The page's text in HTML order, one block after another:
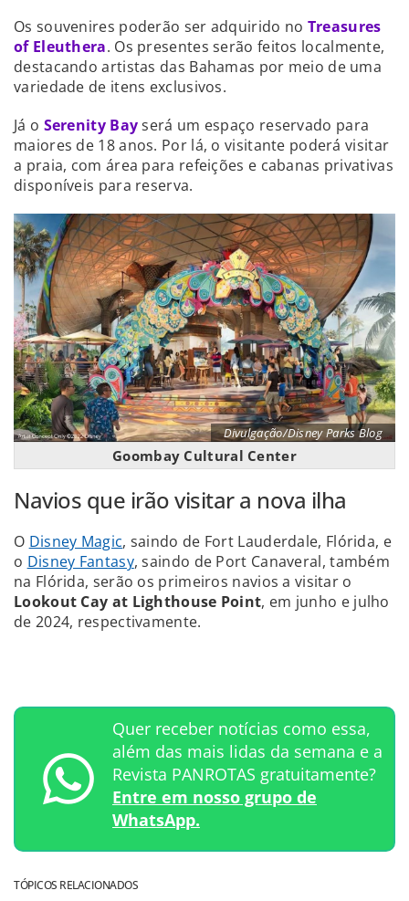
Os souvenires poderão ser adquirido no Treasures
of Eleuthera. Os presentes serão feitos localmente,
destacando artistas das Bahamas por meio de uma
variedade de itens exclusivos.
Já o Serenity Bayserá um espaço reservado para
maiores de 18 anos. Por lá, o visitante poderá visitar
a praia, com área para refeições e cabanas privativas
disponíveis para reserva.
Divulgação/Disney Parks Blog
Goombay Cultural Center
Navios que irão visitar a nova ilha
O Disney Magic, saindo de Fort Lauderdale, Flórida, e
o Disney Fantasy, saindo de Port Canaveral, também
na Flórida, serão os primeiros navios a visitar o
Lookout Cay at Lighthouse Point, em junho e julho
de 2024, respectivamente.
Quer receber notícias como essa,
além das mais lidas da semana e a
Revista PANROTAS gratuitamente?
Entre em nosso grupo de
WhatsApp.
TÓPICOS RELACIONADOS